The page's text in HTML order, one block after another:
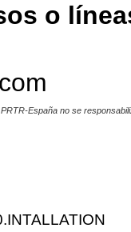
o
España no se